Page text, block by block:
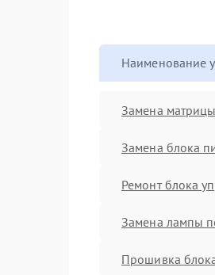
Наименование
Замена матрицы
Замена блока
Ремонт блока
Замена лампы
Прошивка